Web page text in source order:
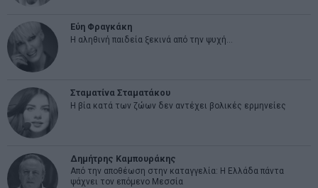
Εύη Φραγκάκη
Η αληθινή παιδεία ξεκινά από την ψυχή…
Σταματίνα Σταματάκου
Η βία κατά των ζώων δεν αντέχει βολικές ερμηνείες
Δημήτρης Καμπουράκης
Από την αποθέωση στην καταγγελία: Η Ελλάδα πάντα
ψάχνει τον επόμενο Μεσσία